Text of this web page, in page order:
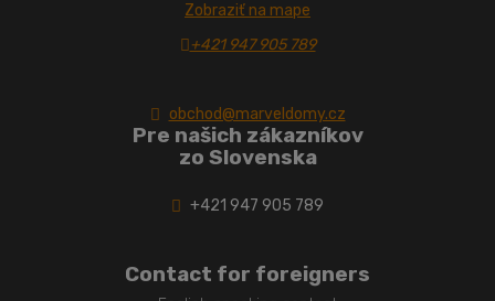
Zobraziť na mape
+421 947 905 789
obchod@marveldomy.cz
Pre našich zákazníkov
zo Slovenska
+421 947 905 789
Contact for foreigners